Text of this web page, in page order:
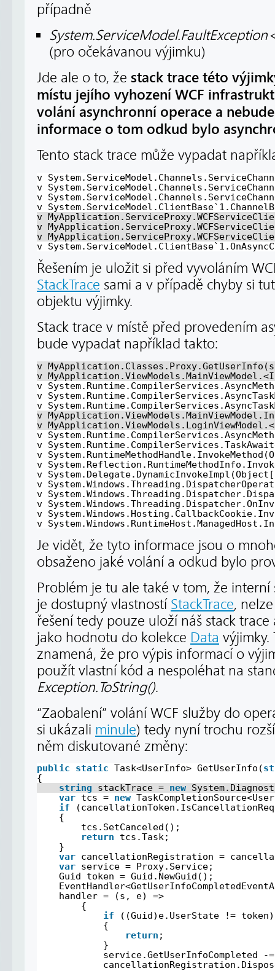
případně
(pro očekávanou výjimku)
Jde ale o to, že stack trace této
místu jejího vyhození WCF
volání asynchronní operace a
informace o tom odkud bylo
Tento stack trace může vypadat
v
v
v
v
v
v
v
v
Řešením je uložit si před vyvoláním
StackTrace sami a v případě chyby si
objektu výjimky.
Stack trace v místě před provedením
bude vypadat například takto:
v
v
v
v
v
v
v
v
v
v
v
v
v
v
v
v
v
Je vidět, že tyto informace jsou o
obsaženo jaké volání a odkud bylo
Problém je tu ale také v tom, že interní
je dostupný vlastností StackTrace,
řešení tedy pouze uloží náš stack
jako hodnotu do kolekce Data výjimky.
znamená, že pro výpis informací o
použít vlastní kód a nespoléhat na
Exception.ToString().
“Zaobalení” volání WCF služby do
si ukázali minule) tedy nyní trochu
něm diskutované změny:
public static Task<UserInfo> GetUserInfo(
{
string
stackTrace = new
var tcs = new
if
{
tcs.SetCanceled();
return
tcs.Task;
}
var cancellationRegistration =
var service = Proxy.Service;
Guid token = Guid.NewGuid();
handler = (s, e) =>
{
if
((Guid)e.UserState != token)
{
return ;
}
service.GetUserInfoCompleted -